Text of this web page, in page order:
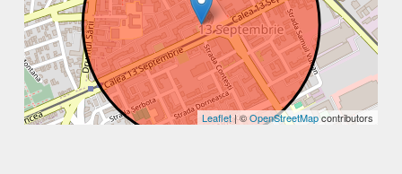
Leaflet| ©OpenStreetMapcontributors